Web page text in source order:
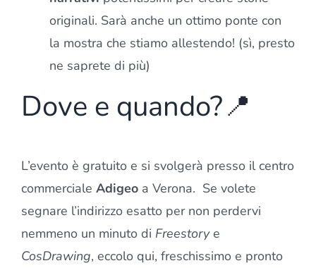
originali. Sarà anche un ottimo ponte con
la mostra che stiamo allestendo! (sì, presto
ne saprete di più)
Dove e quando?📍
L’evento è gratuito e si svolgerà presso il centro
commerciale Adigeo a Verona. Se volete
segnare l’indirizzo esatto per non perdervi
nemmeno un minuto di Freestorye
CosDrawing, eccolo qui, freschissimo e pronto